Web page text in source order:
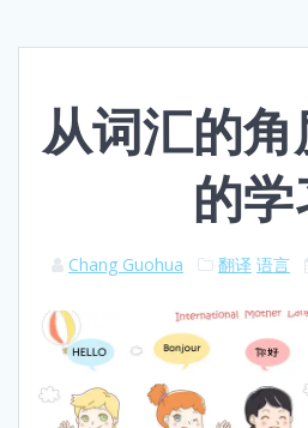
从词汇的
的学
Chang Guohua 翻译 语言